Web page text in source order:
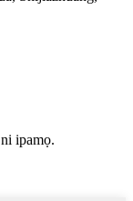
ipamọ.